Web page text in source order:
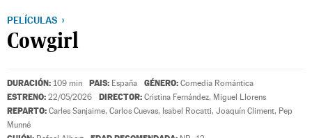
PELÍCULAS
Cowgirl
DURACIÓN: 109 min PAIS: España GÉNERO: Comedia Romántica
ESTRENO: 22/05/2026 DIRECTOR: Cristina Fernández, Miguel Llorens
REPARTO: Carles Sanjaime, Carlos Cuevas, Isabel Rocatti, Joaquín Climent, Pep
Munné